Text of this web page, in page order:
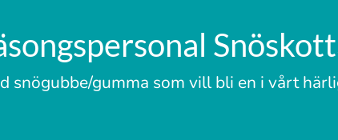
snögubbe/gumma som vill bli en i vårt